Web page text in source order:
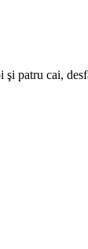
patru cai,